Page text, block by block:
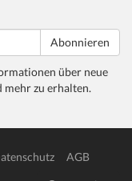
Abonnieren
über neue
mehr zu erhalten.
AGB